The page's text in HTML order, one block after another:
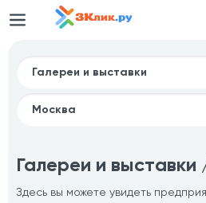
Галереи и
Здесь вы можете увидеть